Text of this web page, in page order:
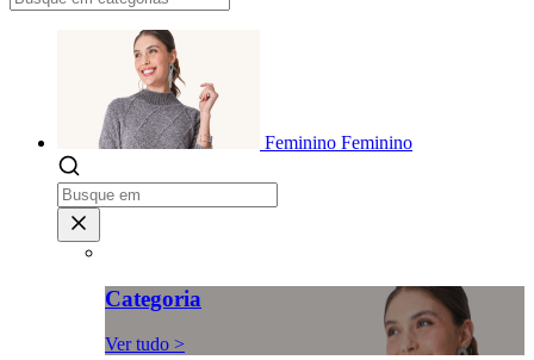
Feminino Feminino
Categoria
Ver tudo >